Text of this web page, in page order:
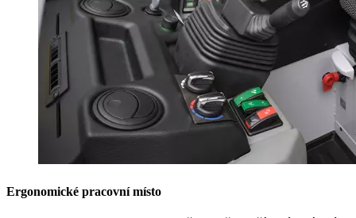
Ergonomické pracovní místo